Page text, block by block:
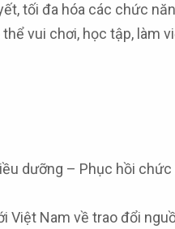
tối đa hóa các chức
vui chơi, học tập, làm
dưỡng – Phục hồi
Việt Nam về trao đổi